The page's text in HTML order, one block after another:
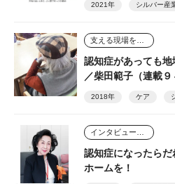
2021年 シルバー産
認知症があっても
／柴田範子（連載９
2018年 ケア
認知症になったら
ホームを！